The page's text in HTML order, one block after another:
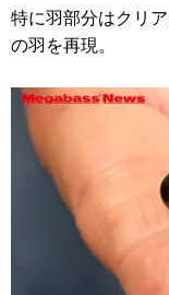
特に羽部分はクリ
の羽を再現。